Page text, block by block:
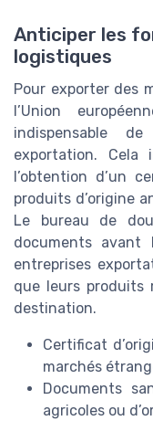
Anticiper les
logistiques
Pour exporter des
l’Union
indispensable
exportation. Cela
l’obtention d’un
produits d’origine
Le bureau de
documents avant
entreprises
que leurs produits
destination.
Certificat
marchés
Documents
agricoles ou